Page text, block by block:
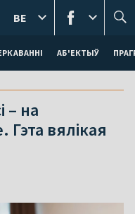
АБ'ЕКТЫЎ
BE
– на
Гэта вялікая